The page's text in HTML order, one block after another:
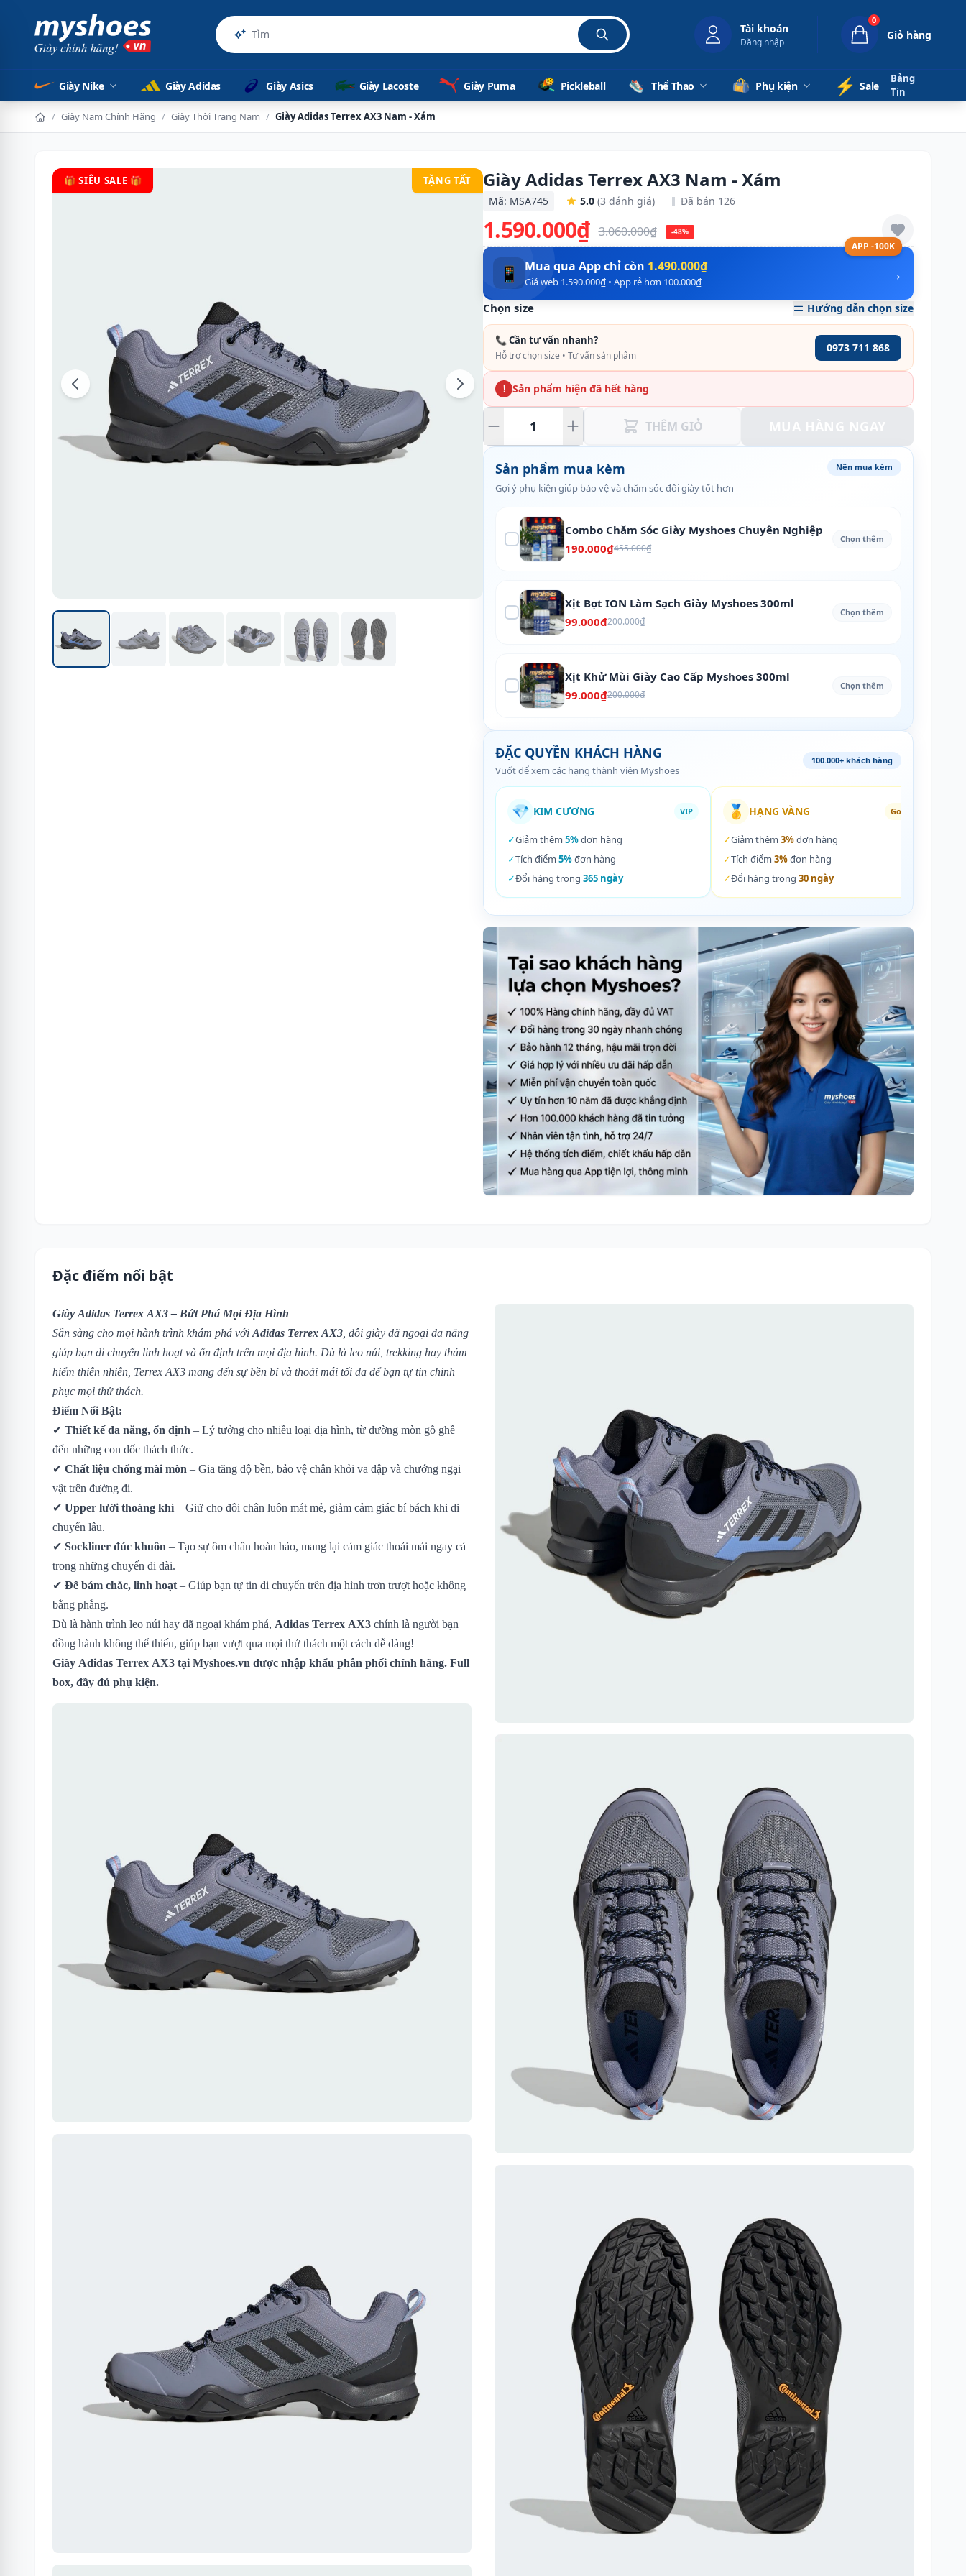
Sản phẩm c Tài khoản
Đăng nhập
0
Giỏ hàng
Giày Nike Giày Adidas Giày Asics Giày Lacoste Giày Puma Pickleball Thể Thao Phụ kiện ⚡️ Sale
Bảng
Tin
/ Giày Nam Chính Hãng / Giày Thời Trang Nam / Giày Adidas Terrex AX3 Nam - Xám
🎁 SIÊU SALE 🎁 TẶNG TẤT Giày Adidas Terrex AX3 Nam - Xám
Mã: MSA745 5.0 (3 đánh giá) Đã bán 126
1.590.000₫ 3.060.000₫ -48%
APP -100K
→
📱 Mua qua App chỉ còn 1.490.000₫
Giá web 1.590.000₫ • App rẻ hơn 100.000₫
Chọn size Hướng dẫn chọn size
📞 Cần tư vấn nhanh?
Hỗ trợ chọn size • Tư vấn sản phẩm
0973 711 868
! Sản phẩm hiện đã hết hàng
THÊM GIỎ
Sản phẩm mua kèm
Gợi ý phụ kiện giúp bảo vệ và chăm sóc đôi giày tốt hơn
Nên mua kèm
Combo Chăm Sóc Giày Myshoes Chuyên Nghiệp
190.000₫455.000₫
Chọn thêm
Xịt Bọt ION Làm Sạch Giày Myshoes 300ml
99.000₫200.000₫
Chọn thêm
Xịt Khử Mùi Giày Cao Cấp Myshoes 300ml
99.000₫200.000₫
Chọn thêm
ĐẶC QUYỀN KHÁCH HÀNG
Vuốt để xem các hạng thành viên Myshoes
100.000+ khách hàng
💎 KIM CƯƠNG VIP
✓Giảm thêm 5%đơn hàng
✓Tích điểm 5%đơn hàng
✓Đổi hàng trong 365 ngày
🥇 HẠNG VÀNG Gold
✓Giảm thêm 3%đơn hàng
✓Tích điểm 3%đơn hàng
✓Đổi hàng trong 30 ngày
Đặc điểm nổi bật
Giày Adidas Terrex AX3 – Bứt Phá Mọi Địa Hình
Sẵn sàng cho mọi hành trình khám phá với Adidas Terrex AX3 , đôi giày dã ngoại đa năng
giúp bạn di chuyển linh hoạt và ổn định trên mọi địa hình. Dù là leo núi, trekking hay thám
hiểm thiên nhiên, Terrex AX3 mang đến sự bền bỉ và thoải mái tối đa để bạn tự tin chinh
phục mọi thử thách.
Điểm Nổi Bật:
✔ Thiết kế đa năng, ổn định – Lý tưởng cho nhiều loại địa hình, từ đường mòn gồ ghề
đến những con dốc thách thức.
✔ Chất liệu chống mài mòn – Gia tăng độ bền, bảo vệ chân khỏi va đập và chướng ngại
vật trên đường đi.
✔ Upper lưới thoáng khí– Giữ cho đôi chân luôn mát mẻ, giảm cảm giác bí bách khi di
chuyển lâu.
✔ Sockliner đúc khuôn – Tạo sự ôm chân hoàn hảo, mang lại cảm giác thoải mái ngay cả
trong những chuyến đi dài.
✔ Đế bám chắc, linh hoạt – Giúp bạn tự tin di chuyển trên địa hình trơn trượt hoặc không
bằng phẳng.
Dù là hành trình leo núi hay dã ngoại khám phá, Adidas Terrex AX3 chính là người bạn
đồng hành không thể thiếu, giúp bạn vượt qua mọi thử thách một cách dễ dàng!
Giày Adidas Terrex AX3 tại Myshoes.vn được nhập khẩu phân phối chính hãng. Full
box, đầy đủ phụ kiện.